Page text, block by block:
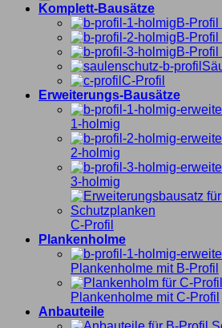
Komplett-Bausätze
B-
B-
B-
C-Profil
Erweiterungs-Bausätze
1-holmig
2-holmig
3-holmig
C-Profil
Plankenholme
Plankenholme mit B-Profil
Plankenholme mit C-Profil
Anbauteile